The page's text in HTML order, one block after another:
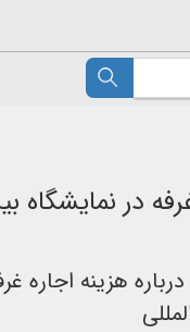
در نمایشگاه
هزینه اجاره